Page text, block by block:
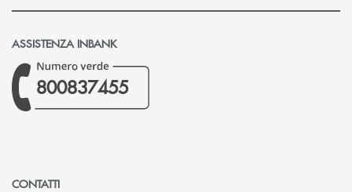
ASSISTENZA INBANK
800837455
CONTATTI